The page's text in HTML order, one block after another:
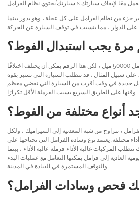
جزء من نظام الفرامل على كل عجلة ، وهو يدور بينما
مرة يجب استبدال الفوط؟
يبلغ متوسط ​​عمر وسادات الفرامل 50000 ميل ، لكن هذا الرقم يمكن أن يختلف اختلافًا
على سبيل المثال ، قد تتطلب السيارة التي تسير بقوة
جديدة في وقت أقرب من السيارة التي تقضي معظم
وقتها على الطريق السريع بسبب الفرملة الأقل تكرارًا.
أنواع مختلفة من الفوط؟
، تتراوح من شبه المعدنية إلى السيراميك ، ولكل
مختلفة. يعتمد نوع وسادة الفرامل التي تحتاجها على
المركبات عالية الأداء فرملة عالية الأداء ، بينما
العادية إلى فرامل يمكنها التعامل مع عمليات البدء
والتوقف المستمرة في القيادة في المدينة.
فحص وسادات الفرامل؟